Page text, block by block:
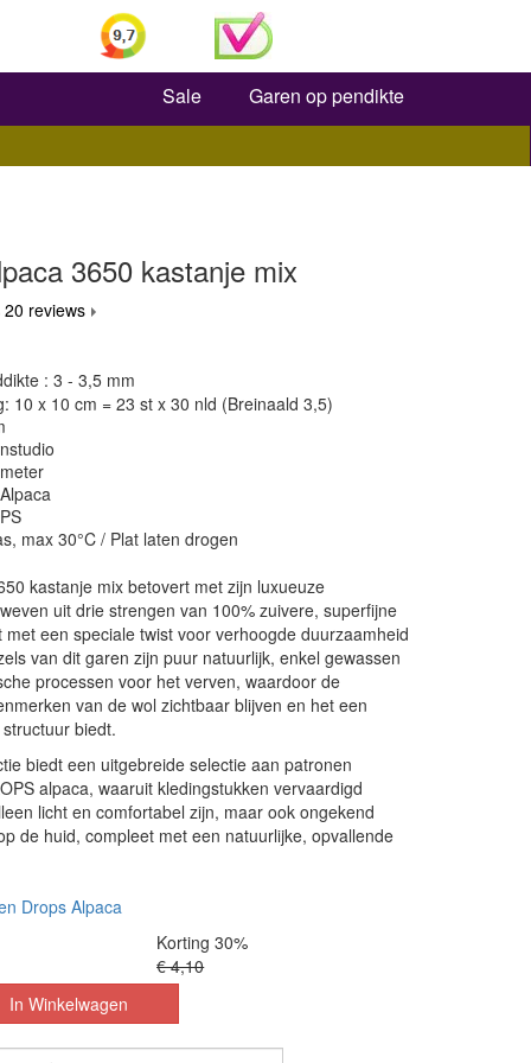
Zoeken
Sale Garen op pendikte
3650 kastanje mix
20 reviews
: 3 - 3,5 mm
10 x 10 cm = 23 st x 30 nld (Breinaald 3,5)
max 30°C / Plat laten drogen
kastanje mix betovert met zijn luxueuze
uit drie strengen van 100% zuivere, superfijne
met een speciale twist voor verhoogde duurzaamheid
van dit garen zijn puur natuurlijk, enkel gewassen
processen voor het verven, waardoor de
van de wol zichtbaar blijven en het een
biedt.
biedt een uitgebreide selectie aan patronen
alpaca, waaruit kledingstukken vervaardigd
licht en comfortabel zijn, maar ook ongekend
de huid, compleet met een natuurlijke, opvallende
Drops Alpaca
Korting 30%
€ 4,10